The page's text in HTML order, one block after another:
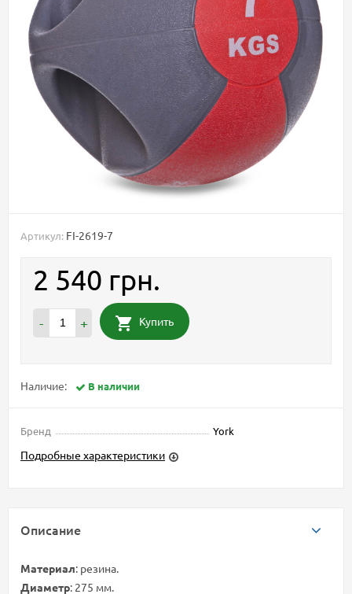
Артикул: FI-2619-7
2 540 грн.
- + Купить
Наличие: В наличии
Бренд York
Подробные характеристики
Описание
Материал: резина.
Диаметр: 275 мм.